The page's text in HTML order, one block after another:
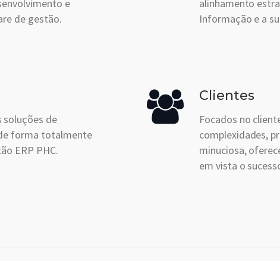
e
de gestão.
alinhamento
Informação e a
soluções de
forma totalmente
ERP PHC.
Clientes
Focados no
complexidades,
minuciosa,
em vista o